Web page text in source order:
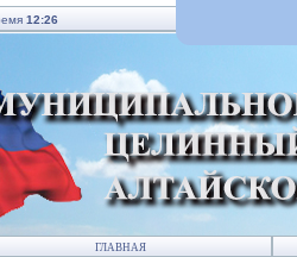
12:26
ГЛАВНАЯ